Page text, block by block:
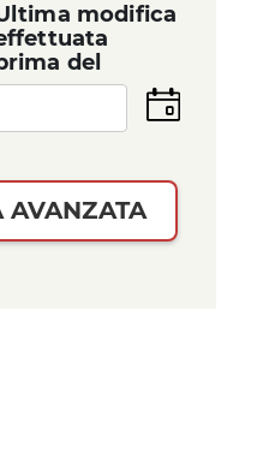
modifica
del
Seleziona
la
AVANZATA